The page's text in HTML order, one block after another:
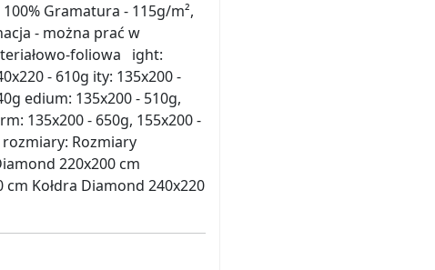
Gramatura - 115g/m²,
- można prać w
foliowa ight:
- 610g ity: 135x200 -
edium: 135x200 - 510g,
135x200 - 650g, 155x200 -
rozmiary: Rozmiary
220x200 cm
Kołdra Diamond 240x220